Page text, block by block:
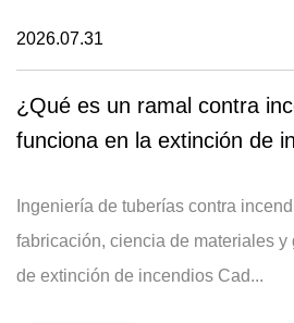
2026.07.31
¿Qué es un ramal contra
funciona en la extinción de
Ingeniería de tuberías contra
fabricación, ciencia de materiales
de extinción de incendios Cad...